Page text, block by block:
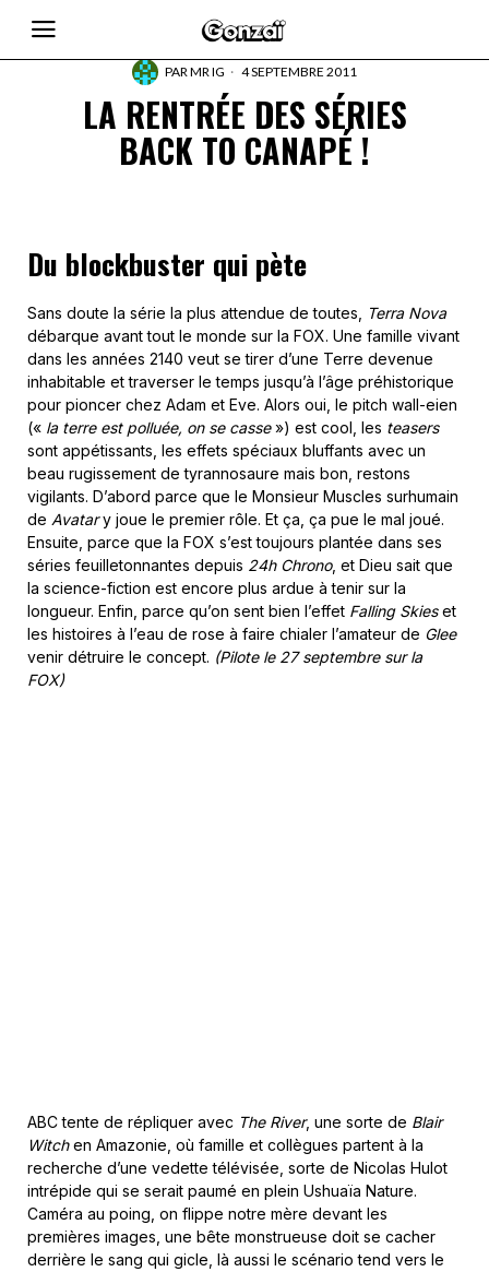
PARMR IG 4 SEPTEMBRE 2011
LA RENTRÉE DES SÉRIES
BACK TO CANAPÉ !
Du blockbuster qui pète
Sans doute la série la plus attendue de toutes,
Terra Nova
débarque avant tout le monde sur la FOX. Une famille vivant
dans les années 2140 veut se tirer d’une Terre devenue
inhabitable et traverser le temps jusqu’à l’âge préhistorique
pour pioncer chez Adam et Eve. Alors oui, le pitch wall-eien
(« la terre est polluée, on se casse») est cool, les teasers
sont appétissants, les effets spéciaux bluffants avec un
beau rugissement de tyrannosaure mais bon, restons
vigilants. D’abord parce que le Monsieur Muscles surhumain
de Avatary joue le premier rôle. Et ça, ça pue le mal joué.
Ensuite, parce que la FOX s’est toujours plantée dans ses
séries feuilletonnantes depuis 24h Chrono, et Dieu sait que
la science-fiction est encore plus ardue à tenir sur la
longueur. Enfin, parce qu’on sent bien l’effet Falling Skieset
les histoires à l’eau de rose à faire chialer l’amateur de Glee
venir détruire le concept. (Pilote le 27 septembre sur la
FOX)
ABC tente de répliquer avec The River, une sorte de Blair
Witchen Amazonie, où famille et collègues partent à la
recherche d’une vedette télévisée, sorte de Nicolas Hulot
intrépide qui se serait paumé en plein Ushuaïa Nature.
Caméra au poing, on flippe notre mère devant les
premières images, une bête monstrueuse doit se cacher
derrière le sang qui gicle, là aussi le scénario tend vers le